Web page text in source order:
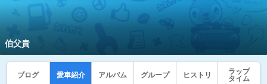
伯父貴
ブログ 愛車紹介 アルバム グループ ヒストリ
ラップ
タイム